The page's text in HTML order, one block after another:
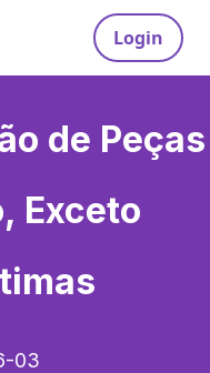
Login
de Peças
Exceto
03